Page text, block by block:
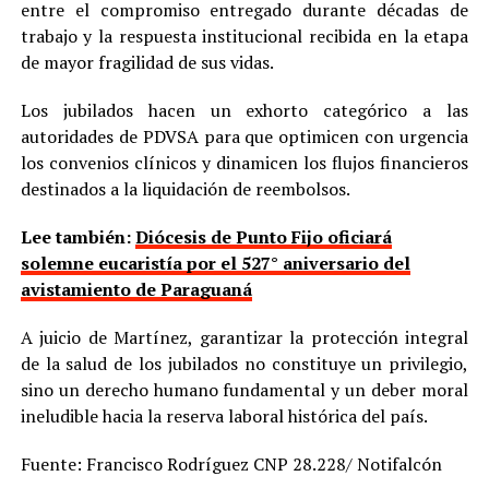
entre el compromiso entregado durante décadas de
trabajo y la respuesta institucional recibida en la etapa
de mayor fragilidad de sus vidas.
Los jubilados hacen un exhorto categórico a las
autoridades de PDVSA para que optimicen con urgencia
los convenios clínicos y dinamicen los flujos financieros
destinados a la liquidación de reembolsos.
Lee también:Diócesis de Punto Fijo oficiará
solemne eucaristía por el 527° aniversario del
avistamiento de Paraguaná
A juicio de Martínez, garantizar la protección integral
de la salud de los jubilados no constituye un privilegio,
sino un derecho humano fundamental y un deber moral
ineludible hacia la reserva laboral histórica del país.
Fuente: Francisco Rodríguez CNP 28.228/ Notifalcón